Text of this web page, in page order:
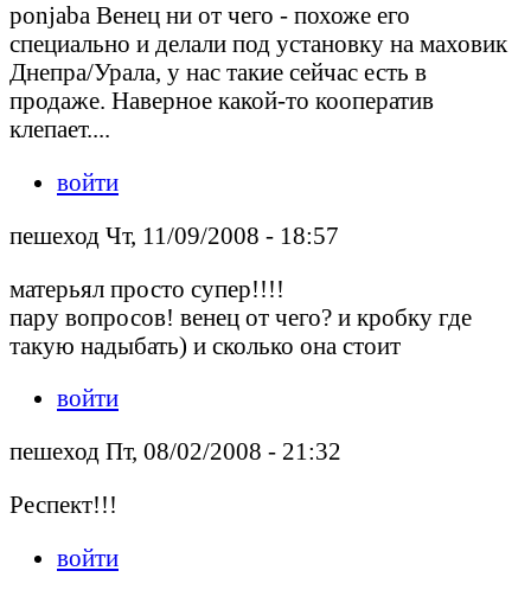
ponjaba Венец ни от чего - похоже его
специально и делали под установку на маховик
Днепра/Урала, у нас такие сейчас есть в
продаже. Наверное какой-то кооператив
клепает....
войти
пешеход Чт, 11/09/2008 - 18:57
матерьял просто супер!!!!
пару вопросов! венец от чего? и кробку где
такую надыбать) и сколько она стоит
войти
пешеход Пт, 08/02/2008 - 21:32
Респект!!!
войти